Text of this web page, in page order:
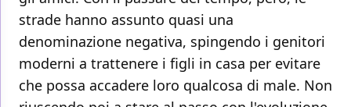
strade hanno assunto quasi una
denominazione negativa, spingendo i genitori
moderni a trattenere i figli in casa per evitare
che possa accadere loro qualcosa di male. Non